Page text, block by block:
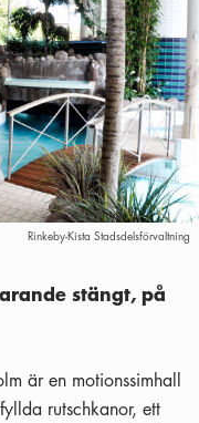
Rinkeby-Kista Stadsdelsförvaltning
stängt, på
är en motionssimhall
rutschkanor, ett